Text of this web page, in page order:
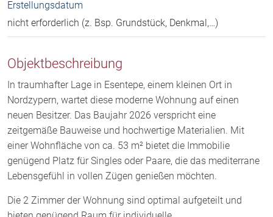
Erstellungsdatum
nicht erforderlich (z. Bsp. Grundstück, Denkmal,…)
Objektbeschreibung
In traumhafter Lage in Esentepe, einem kleinen Ort in
Nordzypern, wartet diese moderne Wohnung auf einen
neuen Besitzer. Das Baujahr 2026 verspricht eine
zeitgemäße Bauweise und hochwertige Materialien. Mit
einer Wohnfläche von ca. 53 m² bietet die Immobilie
genügend Platz für Singles oder Paare, die das mediterrane
Lebensgefühl in vollen Zügen genießen möchten.
Die 2 Zimmer der Wohnung sind optimal aufgeteilt und